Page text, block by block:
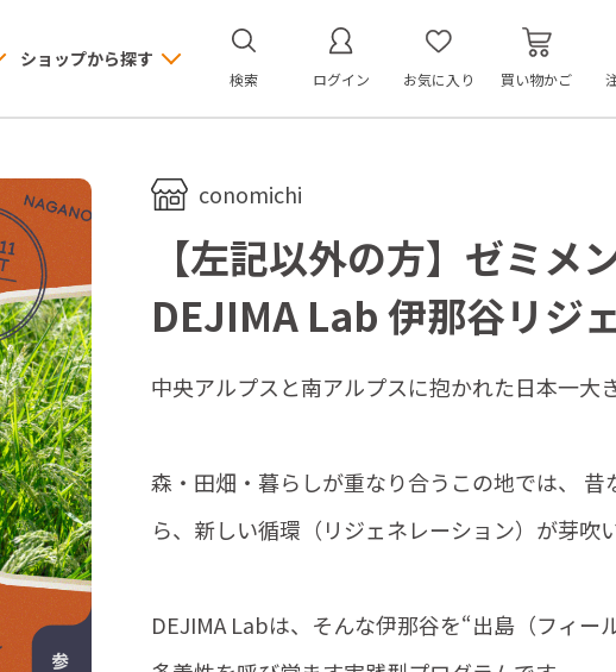
ショップから探す
検索 ログイン お気に入り 買い物かご
conomichi
【左記以外の方】ゼミメ
DEJIMA Lab 伊那谷リジ
中央アルプスと南アルプスに抱かれた日本一大
森・田畑・暮らしが重なり合うこの地では、
ら、新しい循環（リジェネレーション）が芽吹
DEJIMA Labは、そんな伊那谷を“出島（フィー